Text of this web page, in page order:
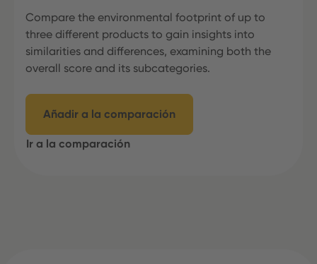
Compare the environmental footprint of up to
three different products to gain insights into
similarities and differences, examining both the
overall score and its subcategories.
Añadir a la comparación
Ir a la comparación